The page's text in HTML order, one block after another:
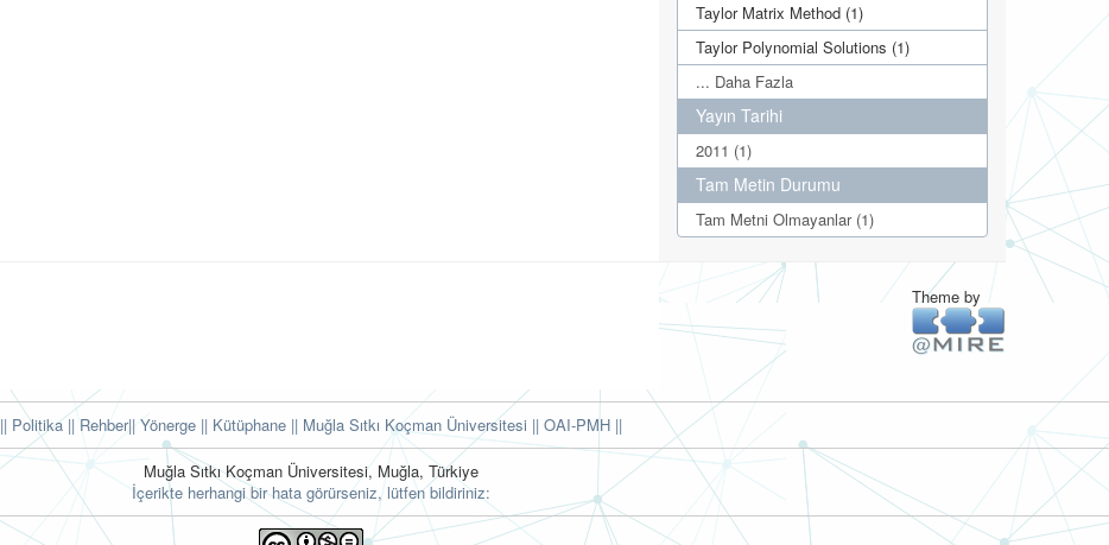
Taylor Matrix Method (1)
Taylor Polynomial Solutions (1)
... Daha Fazla
Yayın Tarihi
2011 (1)
Tam Metin Durumu
Tam Metni Olmayanlar (1)
Theme by
|| Politika|| Rehber|| Yönerge || Kütüphane || Muğla Sıtkı Koçman Üniversitesi || OAI-PMH ||
Muğla Sıtkı Koçman Üniversitesi, Muğla, Türkiye
İçerikte herhangi bir hata görürseniz, lütfen bildiriniz: